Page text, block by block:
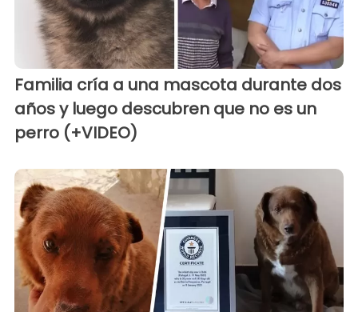
Familia cría a una mascota durante dos
años y luego descubren que no es un
perro (+VIDEO)